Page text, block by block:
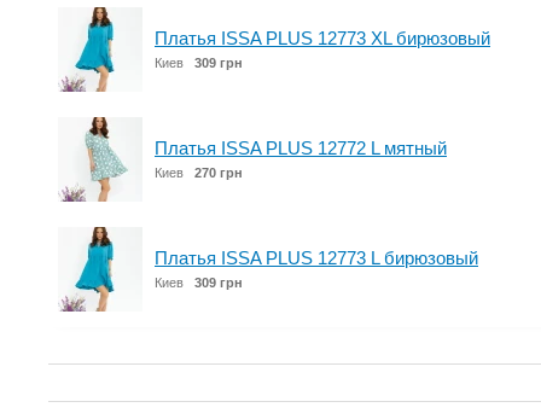
Платья ISSA PLUS 12773 XL бирюзовый
Киев 309 грн
Платья ISSA PLUS 12772 L мятный
Киев 270 грн
Платья ISSA PLUS 12773 L бирюзовый
Киев 309 грн